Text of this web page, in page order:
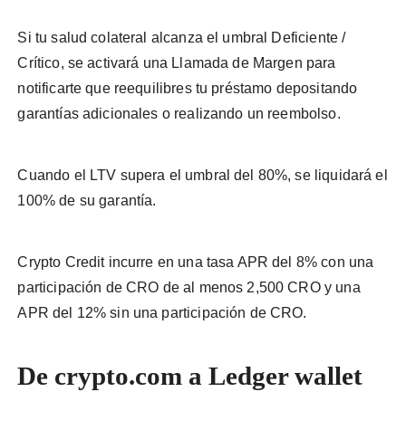
Si tu salud colateral alcanza el umbral Deficiente /
Crítico, se activará una Llamada de Margen para
notificarte que reequilibres tu préstamo depositando
garantías adicionales o realizando un reembolso.
Cuando el LTV supera el umbral del 80%, se liquidará el
100% de su garantía.
Crypto Credit incurre en una tasa APR del 8% con una
participación de CRO de al menos 2,500 CRO y una
APR del 12% sin una participación de CRO.
De crypto.com a Ledger wallet